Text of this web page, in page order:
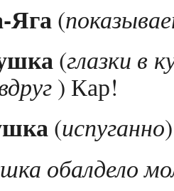
Яга(
(глазки в
) Кар!
(испуганно
обалдело